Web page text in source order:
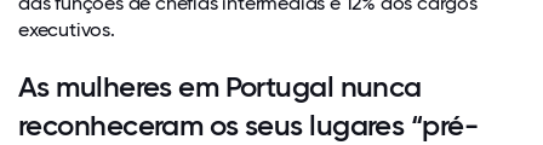
executivos.
As mulheres em Portugal nunca
reconheceram os seus lugares “pré-